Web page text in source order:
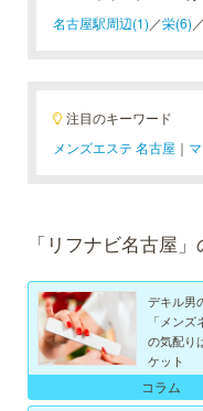
名古屋駅周辺(1) ／栄(6) ／
注目のキーワード
メンズエステ 名古屋 ｜
「リフナビ名古屋
デキル男
「メン
の気配り
ケット
コラム